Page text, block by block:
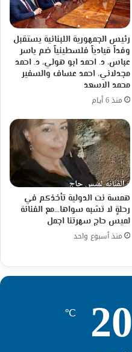
رئيس الجمهورية اللبنانية يستقبل
وفداً قيادياً فلسطينياً ضم ياسر
عباس، د. احمد ابو هولي، د. احمد
مجدلاني، احمد عساف والسفير
محمد الاسعد
منذ 6 أيام
همسة نت الدولية تأخذكم في
رحلةٍ لا تشبه سواها…مع الفنانة
لميس حاج سهرتنا اجمل
منذ أسبوع واحد
20
℃